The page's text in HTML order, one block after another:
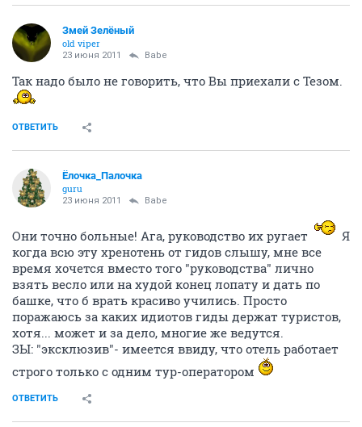
Змей Зелёный
old viper
23 июня 2011 Babe
Так надо было не говорить, что Вы приехали с Тезом.
ОТВЕТИТЬ
Ёлочка_Палочка
guru
23 июня 2011 Babe
Они точно больные! Ага, руководство их ругает
Я
когда всю эту хренотень от гидов слышу, мне все
время хочется вместо того "руководства" лично
взять весло или на худой конец лопату и дать по
башке, что б врать красиво учились. Просто
поражаюсь за каких идиотов гиды держат туристов,
хотя... может и за дело, многие же ведутся.
ЗЫ: "эксклюзив"- имеется ввиду, что отель работает
строго только с одним тур-оператором
ОТВЕТИТЬ